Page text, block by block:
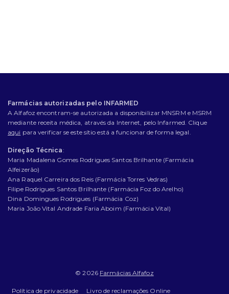
Farmácias autorizadas pelo INFARMED
A Alfafoz encontram-se autorizada a disponibilizar MNSRM e MSRM
mediante receita médica, através da Internet, pelo Infarmed. Clique
aqui para verificar se este sítio está a funcionar de forma legal.
Direção Técnica:
Maria Madalena Gomes Rodrigues Santos Brilhante (Farmácia
Alfeizerão)
Ana Raquel Carreira dos Reis (Farmácia Torres Vedras)
Filipe Rodrigues Santos Brilhante (Farmácia Foz do Arelho)
Dina Domingues Rodrigues (Farmácia Coz)
Maria João Vital Andrade Faria Aboim (Farmácia Vital)
© 2026 Farmácias Alfafoz
Política de privacidade Livro de reclamações Online